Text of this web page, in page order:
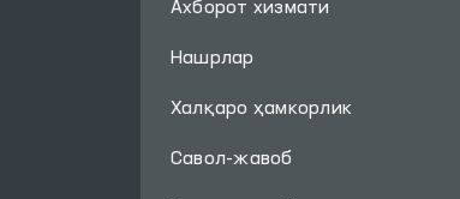
Ахборот хизмати
Нашрлар
Халқаро ҳамкорлик
Савол-жавоб